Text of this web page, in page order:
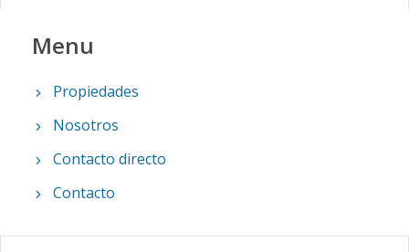
Menu
Propiedades
Nosotros
Contacto directo
Contacto